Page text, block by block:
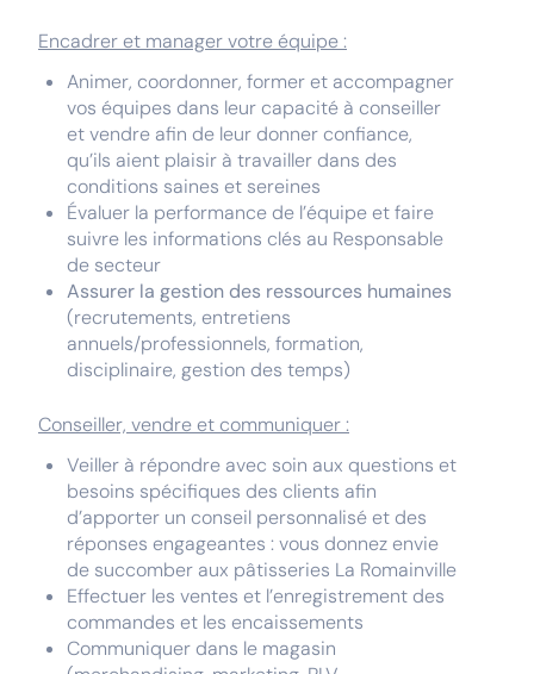
Encadrer et manager votre équipe :
Animer, coordonner, former et accompagner
vos équipes dans leur capacité à conseiller
et vendre afin de leur donner confiance,
qu’ils aient plaisir à travailler dans des
conditions saines et sereines
Évaluer la performance de l’équipe et faire
suivre les informations clés au Responsable
de secteur
Assurer la gestion des ressources humaines
(recrutements, entretiens
annuels/professionnels, formation,
disciplinaire, gestion des temps)
Conseiller, vendre et communiquer :
Veiller à répondre avec soin aux questions et
besoins spécifiques des clients afin
d’apporter un conseil personnalisé et des
réponses engageantes : vous donnez envie
de succomber aux pâtisseries La Romainville
Effectuer les ventes et l’enregistrement des
commandes et les encaissements
Communiquer dans le magasin